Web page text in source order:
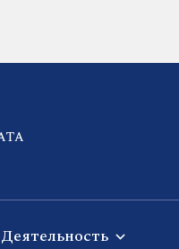
Деятельность